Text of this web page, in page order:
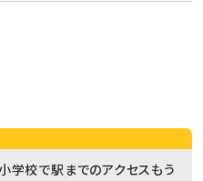
校で駅までのアクセスもう